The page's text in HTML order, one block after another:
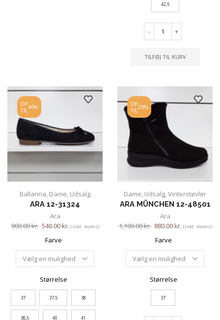
42,5
- +
TILFØJ TIL KURV
OP
TIL 40%
Ballarina, Dame, Udsalg
ARA 12-31324
Ara
900.00kr. 540.00kr. (inkl. moms)
Farve
Størrelse
37 37,5 38
38,5 40 41
OP
TIL 20%
Dame, Udsalg,Vinterstøvler
ARA MÜNCHEN 12-48501
Ara
1,100.00kr. 880.00kr. (inkl. moms)
Farve
Størrelse
37